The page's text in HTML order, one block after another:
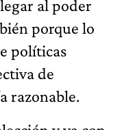
al poder
porque lo
políticas
de
razonable.